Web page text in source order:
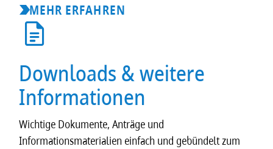
MEHR ERFAHREN
Downloads & weitere
Informationen
Wichtige Dokumente, Anträge und
Informationsmaterialien einfach und gebündelt zum